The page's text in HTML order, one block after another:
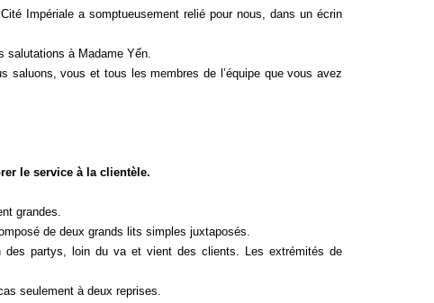
Impériale a somptueusement relié pour nous, dans un écrin
salutations à Madame Yến.
saluons, vous et tous les membres de l’équipe que vous avez
le service à la clientèle.
grandes.
de deux grands lits simples juxtaposés.
des partys, loin du va et vient des clients. Les extrémités de
seulement à deux reprises.